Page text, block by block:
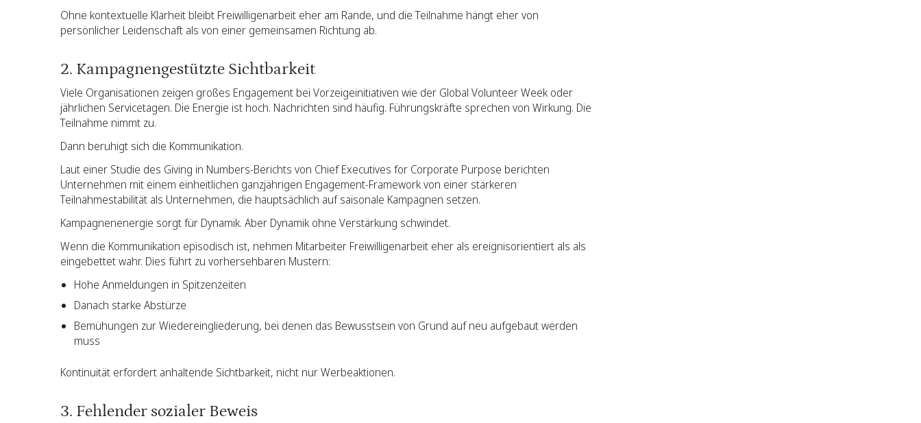
Ohne kontextuelle Klarheit bleibt Freiwilligenarbeit eher am Rande, und die Teilnahme hängt eher von
persönlicher Leidenschaft als von einer gemeinsamen Richtung ab.
2. Kampagnengestützte Sichtbarkeit
Viele Organisationen zeigen großes Engagement bei Vorzeigeinitiativen wie der Global Volunteer Week oder
jährlichen Servicetagen. Die Energie ist hoch. Nachrichten sind häufig. Führungskräfte sprechen von Wirkung. Die
Teilnahme nimmt zu.
Dann beruhigt sich die Kommunikation.
Laut einer Studie des Giving in Numbers-Berichts von Chief Executives for Corporate Purpose berichten
Unternehmen mit einem einheitlichen ganzjährigen Engagement-Framework von einer stärkeren
Teilnahmestabilität als Unternehmen, die hauptsächlich auf saisonale Kampagnen setzen.
Kampagnenenergie sorgt für Dynamik. Aber Dynamik ohne Verstärkung schwindet.
Wenn die Kommunikation episodisch ist, nehmen Mitarbeiter Freiwilligenarbeit eher als ereignisorientiert als als
eingebettet wahr. Dies führt zu vorhersehbaren Mustern:
Hohe Anmeldungen in Spitzenzeiten
Danach starke Abstürze
Bemühungen zur Wiedereingliederung, bei denen das Bewusstsein von Grund auf neu aufgebaut werden
muss
Kontinuität erfordert anhaltende Sichtbarkeit, nicht nur Werbeaktionen.
3. Fehlender sozialer Beweis